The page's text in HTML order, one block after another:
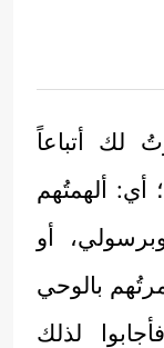
لك أتباعاً
أي: ألهمتُهم
أو
بالوحي
لذلك